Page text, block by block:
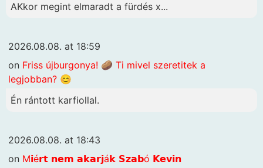
AKkor megint elmaradt a fürdés x...
2026.08.08. at 18:59
on Friss újburgonya! 🥔 Ti mivel szeretitek a
legjobban? 😊
Én rántott karfiollal.
2026.08.08. at 18:43
on M𝗶é𝗿𝘁 𝗻𝗲𝗺 𝗮𝗸𝗮𝗿𝗷á𝗸 𝗦𝘇𝗮𝗯ó 𝗞𝗲𝘃𝗶𝗻